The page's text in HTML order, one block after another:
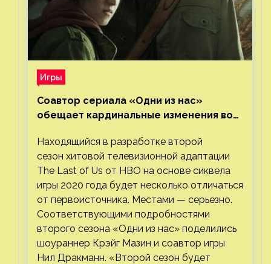
Игры
Соавтор сериала «Одни из нас»
обещает кардинальные изменения во
Находящийся в разработке второй
сезон хитовой телевизионной адаптации
The Last of Us от HBO на основе сиквела
игры 2020 года будет несколько отличаться
от первоисточника. Местами — серьезно.
Соответствующими подробностями
второго сезона «Одни из нас» поделились
шоураннер Крэйг Мазин и соавтор игры
Нил Дракманн. «Второй сезон будет